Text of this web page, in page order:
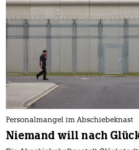
Personalmangel im Abschiebeknast
Niemand will nach